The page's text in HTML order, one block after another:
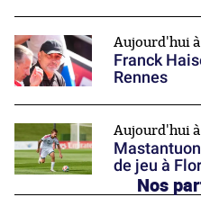
Aujourd'hui à
Franck
Rennes
Aujourd'hui à
de jeu à
Nos